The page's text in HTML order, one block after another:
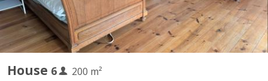
House 6
200 m²